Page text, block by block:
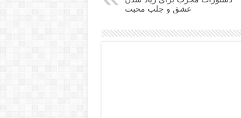
عشق و جلب محبت